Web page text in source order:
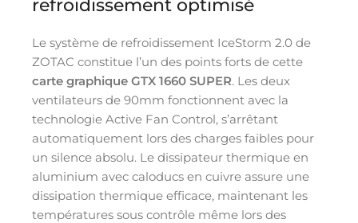
refroidissement optimisé
Le système de refroidissement IceStorm 2.0 de
ZOTAC constitue l’un des points forts de cette
carte graphique GTX 1660 SUPER. Les deux
ventilateurs de 90mm fonctionnent avec la
technologie Active Fan Control, s’arrêtant
automatiquement lors des charges faibles pour
un silence absolu. Le dissipateur thermique en
aluminium avec caloducs en cuivre assure une
dissipation thermique efficace, maintenant les
températures sous contrôle même lors des